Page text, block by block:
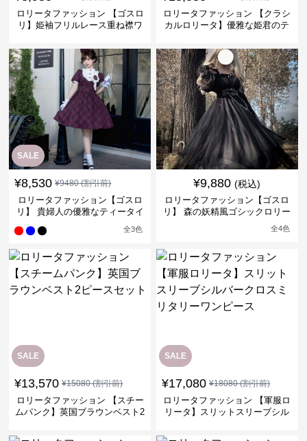
ロリータファッション 【ゴスロ
リ】姫袖フリルレース重ね襟ワ
ロリータファッション 【クラシ
カルロリータ】優雅な姫君のテ
SALE
¥8,530 ¥9480(割引前)
ロリータファッション【ゴスロ
リ】 貴婦人の優雅なティータイ
全3色
¥9,880 (税込)
ロリータファッション【ゴスロ
リ】 森の妖精風ゴシックロリー
全4色
SALE
¥13,570 ¥15080(割引前)
ロリータファッション 【スチー
ムパンク】英国ブラウンベスト2
SALE
¥17,080 ¥18080(割引前)
ロリータファッション 【軍服ロ
リータ】スリットスリーブシル